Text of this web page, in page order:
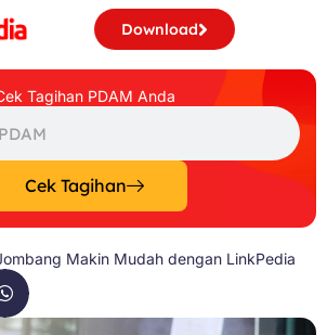
Download
Tagihan PDAM Anda
Cek Tagihan
Makin Mudah dengan LinkPedia